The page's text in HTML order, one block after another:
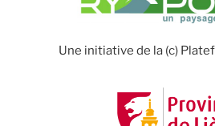
Une initiative de la (c)